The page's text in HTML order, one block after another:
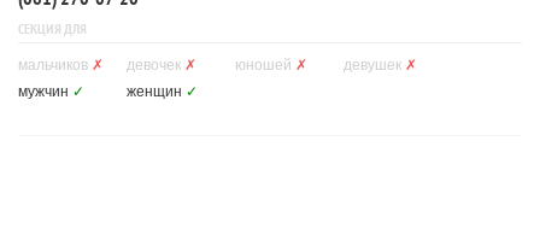
СЕКЦИЯ ДЛЯ
мальчиков ✗ девочек ✗ юношей ✗ девушек ✗
мужчин ✓ женщин ✓